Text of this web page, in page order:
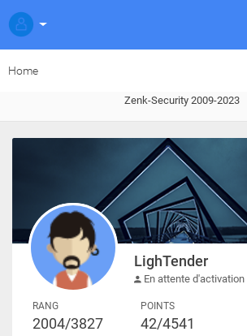
Home
Zenk-Security 2009-2023
LighTender
En attente d'activation
RANG
2004/3827
POINTS
42/4541